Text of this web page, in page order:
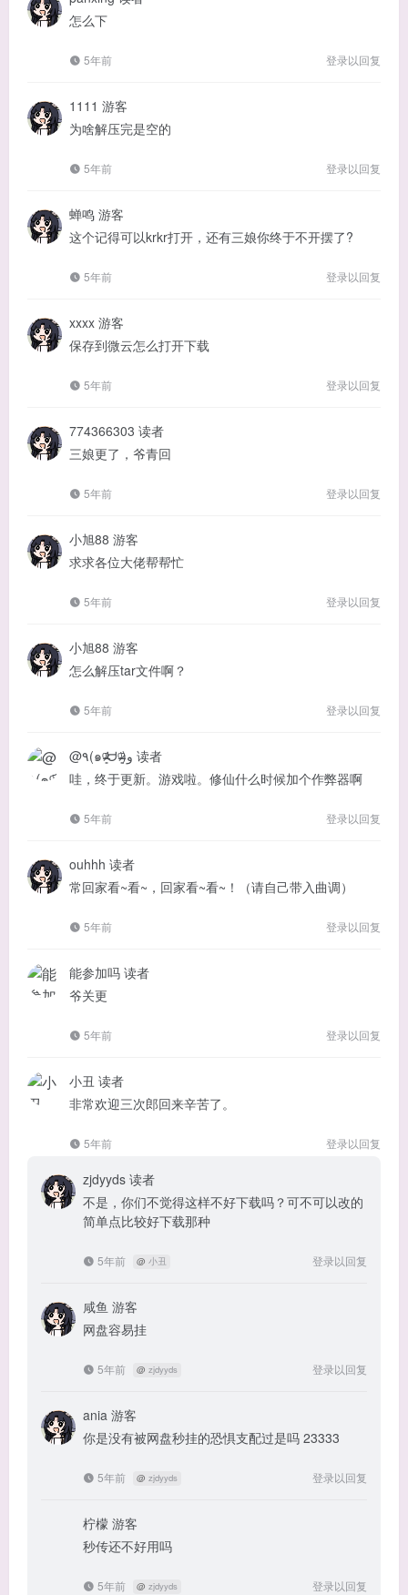
怎么下
5年前 登录以回复
1111 游客
为啥解压完是空的
5年前 登录以回复
蝉鸣 游客
这个记得可以krkr打开，还有三娘你终于不开摆了?
5年前 登录以回复
xxxx 游客
保存到微云怎么打开下载
5年前 登录以回复
774366303 读者
三娘更了，爷青回
5年前 登录以回复
小旭88 游客
求求各位大佬帮帮忙
5年前 登录以回复
小旭88 游客
怎么解压tar文件啊？
5年前 登录以回复
读者
哇，终于更新。游戏啦。修仙什么时候加个作弊器啊
5年前 登录以回复
ouhhh 读者
常回家看~看~，回家看~看~！（请自己带入曲调）
5年前 登录以回复
能参加吗 读者
爷关更
5年前 登录以回复
小丑 读者
非常欢迎三次郎回来辛苦了。
5年前 登录以回复
zjdyyds 读者
不是，你们不觉得这样不好下载吗？可不可以改的
简单点比较好下载那种
5年前 @ 小丑 登录以回复
咸鱼 游客
网盘容易挂
5年前 @ zjdyyds 登录以回复
ania 游客
你是没有被网盘秒挂的恐惧支配过是吗 23333
5年前 @ zjdyyds 登录以回复
柠檬 游客
秒传还不好用吗
5年前 @ zjdyyds 登录以回复